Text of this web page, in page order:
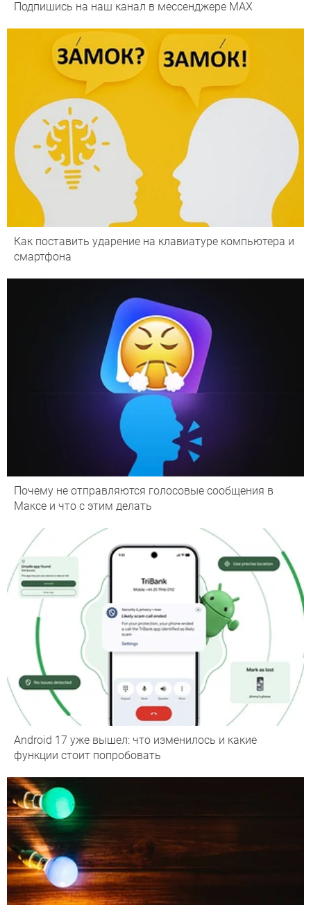
Подпишись на наш канал в мессенджере МАХ
Как поставить ударение на клавиатуре компьютера и
смартфона
Почему не отправляются голосовые сообщения в
Максе и что с этим делать
Android 17 уже вышел: что изменилось и какие
функции стоит попробовать